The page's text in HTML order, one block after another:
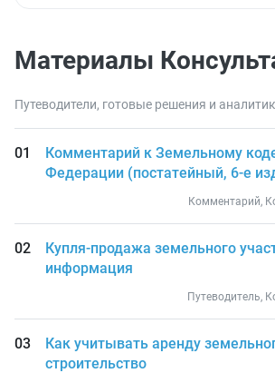
Материалы
Путеводители, готовые решения и
Комментарий к Земельному
Федерации (постатейный, 6-е
Комментарий,
Купля-продажа земельного
информация
Путеводитель,
Как учитывать аренду
строительство